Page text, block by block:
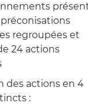
regroupées et
24 actions
des actions en 4
: